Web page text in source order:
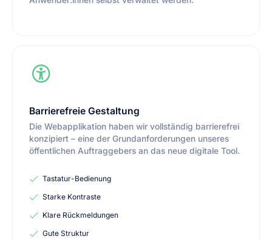
Barrierefreie Gestaltung
Die Webapplikation haben wir vollständig barrierefrei
konzipiert – eine der Grundanforderungen unseres
öffentlichen Auftraggebers an das neue digitale Tool.
Tastatur-Bedienung
Starke Kontraste
Klare Rückmeldungen
Gute Struktur